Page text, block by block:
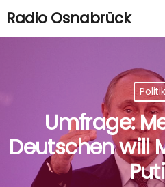
Radio Osnabrück
Politik
Umfrage:
Deutschen will